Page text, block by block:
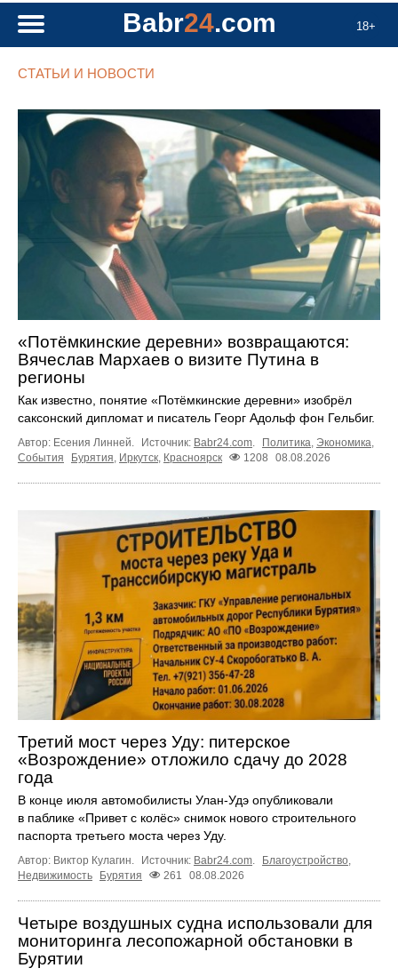
18+
Babr24.com
СТАТЬИ И НОВОСТИ
«Потёмкинские деревни» возвращаются:
Вячеслав Мархаев о визите Путина в
регионы
Как известно, понятие «Потёмкинские деревни» изобрёл
саксонский дипломат и писатель Георг Адольф фон Гельбиг.
Автор: Есения Линней. Источник: Babr24.com Политика Экономика
События
Бурятия Иркутск Красноярск 1208 08.08.2026
Третий мост через Уду: питерское
«Возрождение» отложило сдачу до 2028
года
В конце июля автомобилисты Улан-Удэ опубликовали
в паблике «Привет с колёс» снимок нового строительного
паспорта третьего моста через Уду.
Автор: Виктор Кулагин. Источник: Babr24.com. Благоустройство,
Недвижимость
Бурятия 261 08.08.2026
Четыре воздушных судна использовали для
мониторинга лесопожарной обстановки в
Бурятии